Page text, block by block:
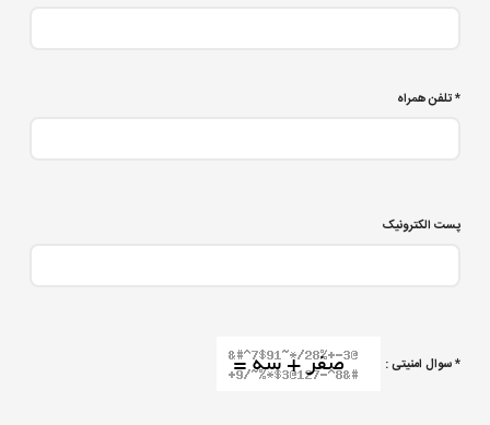
* تلفن همراه
پست الکترونیک
* سوال امنیتی :